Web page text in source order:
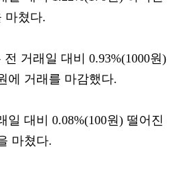
마쳤다.
거래일 대비 0.93%(1000원)
에 거래를 마감했다.
일 대비 0.08%(100원) 떨어진
마쳤다.